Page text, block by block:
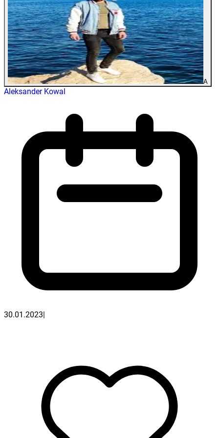
A
Aleksander Kowal
30.01.2023|